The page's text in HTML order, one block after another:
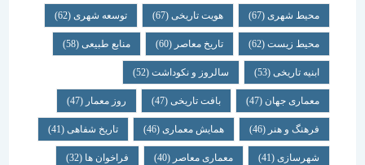
محیط شهری(67) هویت تاریخی(67) توسعه شهری(62)
محیط زیست(62) تاریخ معاصر(60) منابع طبیعی(58)
ابنیه تاریخی(53) سالروز و نکوداشت(52)
معماری جهان (47) بافت تاریخی(47) روز معمار(47)
فرهنگ و هنر(46) همایش معماری (46) تاریخ شفاهی (41)
شهرسازی(41) معماری معاصر(40) فراخوان ها (32)